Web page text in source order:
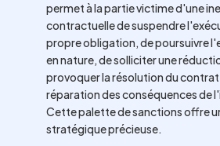
permet à la partie victime d'une
contractuelle de suspendre
propre obligation, de poursuivre
en nature, de solliciter une
provoquer la résolution du
réparation des conséquences de
Cette palette de sanctions offre
stratégique précieuse.